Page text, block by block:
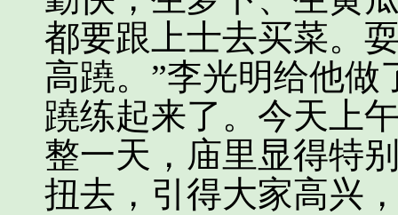
都要跟上士去买菜。
高蹺。”李光明给他
蹺练起来了。今天上
整一天，庙里显得特
扭去，引得大家高兴